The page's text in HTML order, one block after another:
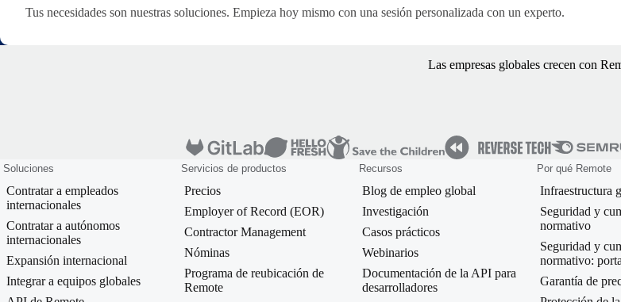
Tus necesidades son nuestras soluciones. Empieza hoy mismo con una sesión personalizada con un experto.
Las empresas globales crecen con
Soluciones
Contratar a empleados
internacionales
Contratar a autónomos
internacionales
Expansión internacional
Integrar a equipos globales
Servicios de productos
Precios
Employer of Record (EOR)
Contractor Management
Nóminas
Programa de reubicación de
Remote
Recursos
Blog de empleo global
Investigación
Casos prácticos
Webinarios
Documentación de la API para
desarrolladores
Por qué Remote
Infraestructura
Seguridad y
normativo
Seguridad y
normativo:
Garantía de